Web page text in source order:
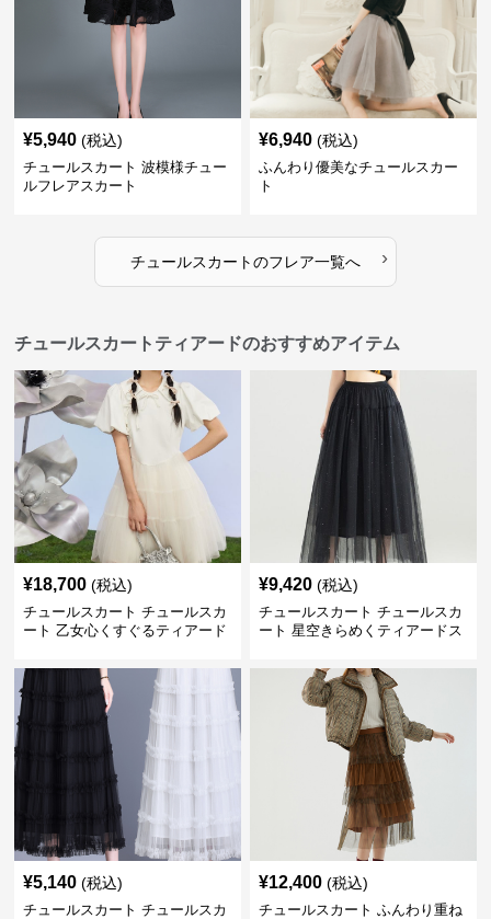
¥5,940 (税込)
チュールスカート 波模様チュー
ルフレアスカート
¥6,940 (税込)
ふんわり優美なチュールスカー
ト
チュールスカートのフレア一覧へ ›
チュールスカートティアードのおすすめアイテム
¥18,700 (税込)
チュールスカート チュールスカ
ート 乙女心くすぐるティアード
¥9,420 (税込)
チュールスカート チュールスカ
ート 星空きらめくティアードス
¥5,140 (税込)
チュールスカート チュールスカ
¥12,400 (税込)
チュールスカート ふんわり重ね